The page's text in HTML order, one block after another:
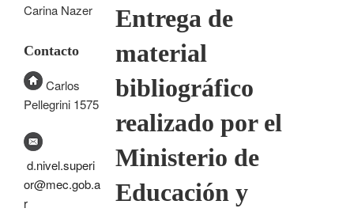
Entrega de
material
bibliográfico
realizado por el
Ministerio de
Educación y
Carina Nazer
Contacto
Carlos
Pellegrini 1575
d.nivel.superi
or@mec.gob.a
r